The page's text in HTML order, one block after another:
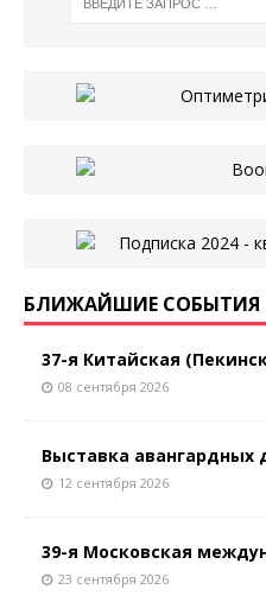
БЛИЖАЙШИЕ СОБЫТИЯ
37-я Китайская
08 сентября 2026
Выставка авангардных
12 сентября 2026
39-я Московская
23 сентября 2026